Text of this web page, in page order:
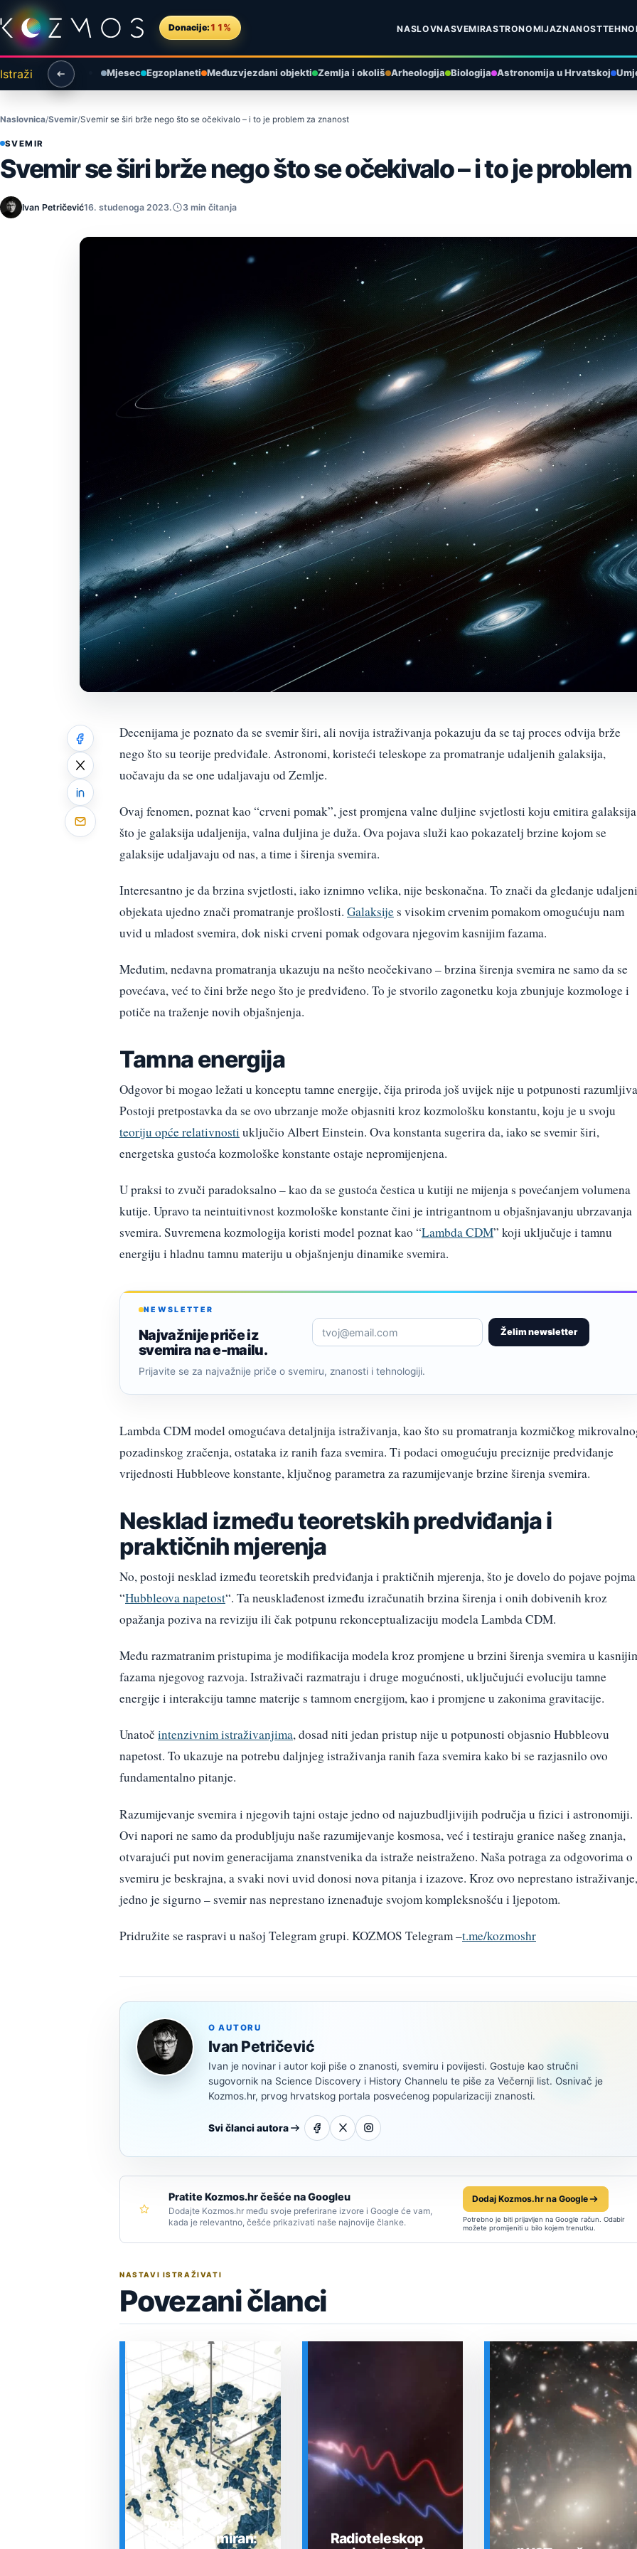
Preskoči na sadržaj
Donacije: 11% NASLOVNASVEMIRASTRONOMIJAZNANOST
Istraži Mjesec Egzoplaneti Međuzvjezdani objekti Zemlja i okoliš Arheologija Biologija Astronomija u Hrvatskoj
Naslovnica Svemir Svemir se širi brže nego što se očekivalo – i to je problem za znanost
SVEMIR
Svemir se širi brže nego što se očekivalo – i to je
Ivan Petričević16. studenoga 2023. 3 min čitanja
Decenijama je poznato da se svemir širi, ali novija istraživanja pokazuju da se taj proces odvija brže
nego što su teorije predviđale. Astronomi, koristeći teleskope za promatranje udaljenih galaksija,
uočavaju da se one udaljavaju od Zemlje.
Ovaj fenomen, poznat kao “crveni pomak”, jest promjena valne duljine svjetlosti koju emitira
što je galaksija udaljenija, valna duljina je duža. Ova pojava služi kao pokazatelj brzine kojom se
galaksije udaljavaju od nas, a time i širenja svemira.
Interesantno je da brzina svjetlosti, iako iznimno velika, nije beskonačna. To znači da gledanje
objekata ujedno znači promatranje prošlosti. Galaksijes visokim crvenim pomakom omogućuju nam
uvid u mladost svemira, dok niski crveni pomak odgovara njegovim kasnijim fazama.
Međutim, nedavna promatranja ukazuju na nešto neočekivano – brzina širenja svemira ne samo da se
povećava, već to čini brže nego što je predviđeno. To je stvorilo zagonetku koja zbunjuje kozmologe i
potiče na traženje novih objašnjenja.
Tamna energija
Odgovor bi mogao ležati u konceptu tamne energije, čija priroda još uvijek nije u potpunosti
Postoji pretpostavka da se ovo ubrzanje može objasniti kroz kozmološku konstantu, koju je u svoju
teoriju opće relativnosti uključio Albert Einstein. Ova konstanta sugerira da, iako se svemir širi,
energetska gustoća kozmološke konstante ostaje nepromijenjena.
U praksi to zvuči paradoksalno – kao da se gustoća čestica u kutiji ne mijenja s povećanjem volumena
kutije. Upravo ta neintuitivnost kozmološke konstante čini je intrigantnom u objašnjavanju ubrzavanja
svemira. Suvremena kozmologija koristi model poznat kao “Lambda CDM” koji uključuje i tamnu
energiju i hladnu tamnu materiju u objašnjenju dinamike svemira.
NEWSLETTER
Najvažnije priče iz
svemira na e-mailu.
Želim newsletter
Prijavite se za najvažnije priče o svemiru, znanosti i tehnologiji.
Lambda CDM model omogućava detaljnija istraživanja, kao što su promatranja kozmičkog
pozadinskog zračenja, ostataka iz ranih faza svemira. Ti podaci omogućuju preciznije predviđanje
vrijednosti Hubbleove konstante, ključnog parametra za razumijevanje brzine širenja svemira.
Nesklad između teoretskih predviđanja i
praktičnih mjerenja
No, postoji nesklad između teoretskih predviđanja i praktičnih mjerenja, što je dovelo do pojave pojma
“Hubbleova napetost“. Ta neusklađenost između izračunatih brzina širenja i onih dobivenih kroz
opažanja poziva na reviziju ili čak potpunu rekonceptualizaciju modela Lambda CDM.
Među razmatranim pristupima je modifikacija modela kroz promjene u brzini širenja svemira u
fazama njegovog razvoja. Istraživači razmatraju i druge mogućnosti, uključujući evoluciju tamne
energije i interakciju tamne materije s tamnom energijom, kao i promjene u zakonima gravitacije.
Unatoč intenzivnim istraživanjima, dosad niti jedan pristup nije u potpunosti objasnio Hubbleovu
napetost. To ukazuje na potrebu daljnjeg istraživanja ranih faza svemira kako bi se razjasnilo ovo
fundamentalno pitanje.
Razumijevanje svemira i njegovih tajni ostaje jedno od najuzbudljivijih područja u fizici i astronomiji.
Ovi napori ne samo da produbljuju naše razumijevanje kosmosa, već i testiraju granice našeg znanja,
otvarajući put novim generacijama znanstvenika da istraže neistraženo. Naša potraga za odgovorima o
svemiru je beskrajna, a svaki novi uvid donosi nova pitanja i izazove. Kroz ovo neprestano istraživanje,
jedno je sigurno – svemir nas neprestano iznenađuje svojom kompleksnošću i ljepotom.
Pridružite se raspravi u našoj Telegram grupi. KOZMOS Telegram –t.me/kozmoshr
O AUTORU
Ivan Petričević
Ivan je novinar i autor koji piše o znanosti, svemiru i povijesti. Gostuje kao stručni
sugovornik na Science Discovery i History Channelu te piše za Večernji list. Osnivač je
Kozmos.hr, prvog hrvatskog portala posvećenog popularizaciji znanosti.
Svi članci autora
Pratite Kozmos.hr češće na Googleu
Dodajte Kozmos.hr među svoje preferirane izvore i Google će vam,
kada je relevantno, češće prikazivati naše najnovije članke.
Dodaj Kozmos.hr na Google
Potrebno je biti prijavljen na Google račun. Odabir
možete promijeniti u bilo kojem trenutku.
NASTAVI ISTRAŽIVATI
Povezani članci
Prostor oko
Sunca nije miran:
Radioteleskop